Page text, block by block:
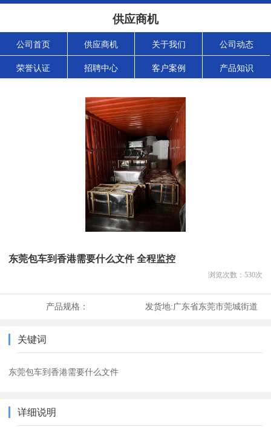
供应商机
公司首页 供应商机 关于我们 公司动态
荣誉认证 招聘中心 客户案例 产品知识
东莞包车到香港需要什么文件 全程监控
浏览次数： 530次
产品规格： 发货地:广东省东莞市莞城街道
关键词
东莞包车到香港需要什么文件
详细说明